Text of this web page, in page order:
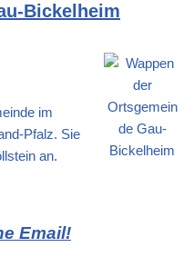
Bickelheim
im
Pfalz. Sie
an.
Email!